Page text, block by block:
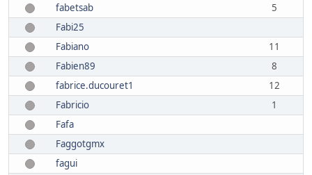
fabetsab
5
Fabi25
Fabiano
11
Fabien89
8
fabrice.ducouret1
12
Fabricio
1
Fafa
Faggotgmx
fagui